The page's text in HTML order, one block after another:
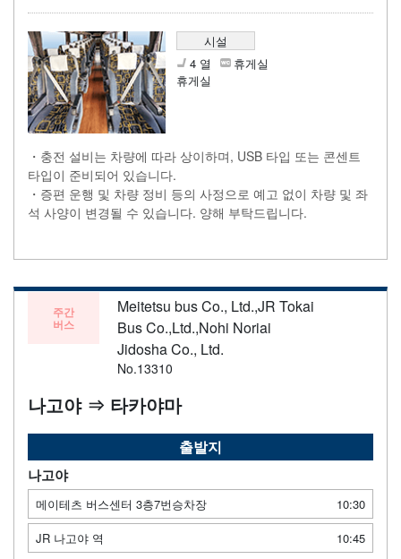
시설
4 열
휴게실
휴게실
・충전 설비는 차량에 따라 상이하며, USB 타입 또는 콘센트
타입이 준비되어 있습니다.
・증편 운행 및 차량 정비 등의 사정으로 예고 없이 차량 및 좌
석 사양이 변경될 수 있습니다. 양해 부탁드립니다.
주간
버스
Meitetsu bus Co., Ltd.,JR Tokai
Bus Co.,Ltd.,Nohi Noriai
Jidosha Co., Ltd.
No.13310
나고야 ⇒ 타카야마
출발지
나고야
메이테츠 버스센터 3층7번승차장
10:30
JR 나고야 역
10:45